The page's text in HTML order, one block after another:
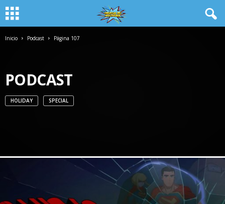
Inicio Podcast Página 107
PODCAST
HOLIDAY SPECIAL